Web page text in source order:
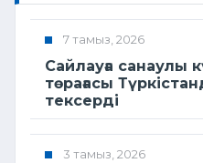
7 тамыз, 2026
Сайлауға санаулы
төрағасы
тексерді
3 тамыз, 2026